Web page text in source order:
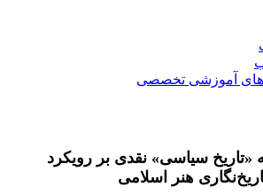
آموزشی تخصصی
«تاریخ سیاسی» نقدی بر رویکرد
هنر اسلامی